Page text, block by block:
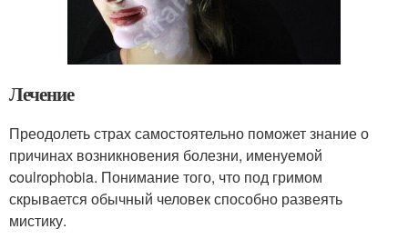
Лечение
Преодолеть страх самостоятельно поможет знание о
причинах возникновения болезни, именуемой
coulrophobia. Понимание того, что под гримом
скрывается обычный человек способно развеять
мистику.